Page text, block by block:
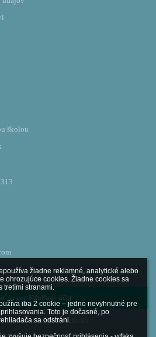
žiadne reklamné, analytické alebo
ohrozujúce cookies. Žiadne cookies sa
tretími stranami.
iba 2 cookie – jedno nevyhnutné pre
Toto je dočasné, po
sa odstráni.
školou
sa cez EduPage účet
meno alebo heslo